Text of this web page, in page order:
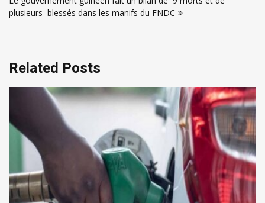
plusieurs blessés dans les manifs du FNDC
Related Posts